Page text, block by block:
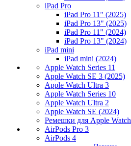
iPad Pro
iPad Pro 11" (2025)
iPad Pro 13" (2025)
iPad Pro 11" (2024)
iPad Pro 13" (2024)
iPad mini
iPad mini (2024)
Apple Watch Series 11
Apple Watch SE 3 (2025)
Apple Watch Ultra 3
Apple Watch Series 10
Apple Watch Ultra 2
Apple Watch SE (2024)
Ремешки для Apple Watch
AirPods Pro 3
AirPods 4